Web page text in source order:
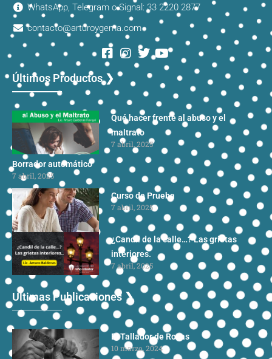
WhatsApp, Telegram o Signal: 33 2220 2877
contacto@arturoygema.com
Últimos Productos ❯
Qué hacer frente al abuso y el
maltrato
7 abril, 2025
Borrador automático
7 abril, 2025
Curso de Prueba
7 abril, 2025
¿Candil de la calle…? Las grietas
interiores.
7 abril, 2025
Ultimas Publicaciones ❯
El Tallador de Rocas
10 marzo, 2024